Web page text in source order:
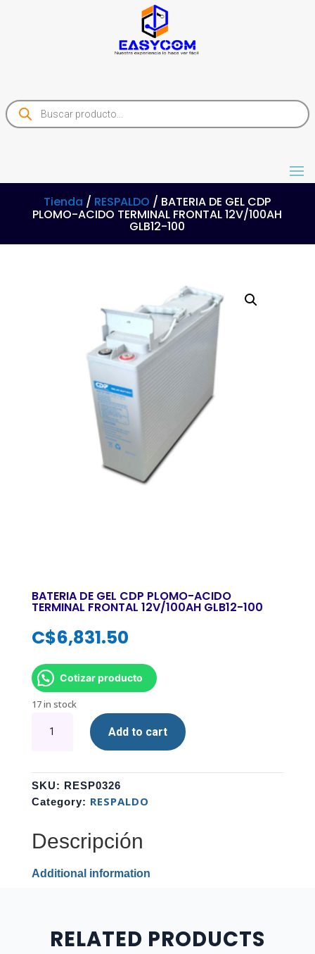
Products
search
Tienda / RESPALDO / BATERIA DE GEL CDP
PLOMO-ACIDO TERMINAL FRONTAL 12V/100AH
GLB12-100
BATERIA DE GEL CDP PLOMO-ACIDO
TERMINAL FRONTAL 12V/100AH GLB12-100
C$6,831.50
Cotizar producto
17 in stock
PLOMO-
ACIDO
FRONTAL
12V/100AH
100
Add to cart
SKU: RESP0326
Category: RESPALDO
Descripción
Additional information
RELATED PRODUCTS